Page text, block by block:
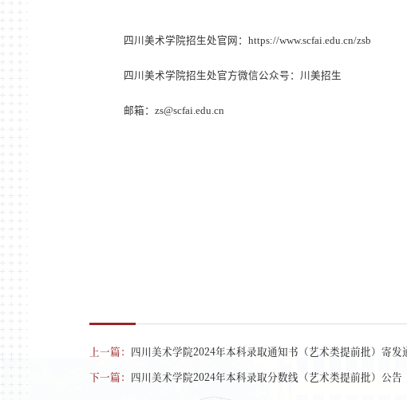
四川美术学院招生处官网： https://www.scfai.edu.cn/zsb
四川美术学院招生处官方微信公众号：川美招生
邮箱： zs@scfai.edu.cn
上一篇： 四川美术学院2024年本科录取通知书（艺术类提前批）寄发
下一篇： 四川美术学院2024年本科录取分数线（艺术类提前批）公告